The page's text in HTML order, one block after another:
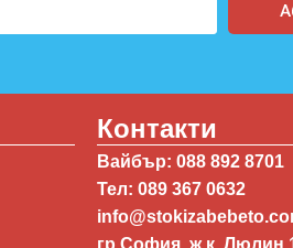
Контакти
Вайбър: 088 892 8701
Тел: 089 367 0632
гр.София, ж.к. Люлин